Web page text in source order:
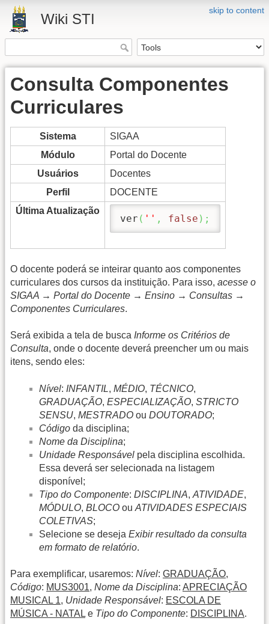
skip to content
Wiki STI
Consulta Componentes
Curriculares
Sistema
SIGAA
Módulo
Portal do Docente
Usuários
Docentes
Perfil
DOCENTE
Última Atualização
ver ( '' , false ) ;
O docente poderá se inteirar quanto aos componentes
curriculares dos cursos da instituição. Para isso, acesse o
SIGAA → Portal do Docente → Ensino → Consultas →
Componentes Curriculares.
Será exibida a tela de busca Informe os Critérios de
Consulta, onde o docente deverá preencher um ou mais
itens, sendo eles:
Nível: INFANTIL, MÉDIO, TÉCNICO,
GRADUAÇÃO, ESPECIALIZAÇÃO, STRICTO
SENSU, MESTRADO ou DOUTORADO;
Código da disciplina;
Nome da Disciplina;
Unidade Responsável pela disciplina escolhida.
Essa deverá ser selecionada na listagem
disponível;
Tipo do Componente: DISCIPLINA, ATIVIDADE,
MÓDULO, BLOCO ou ATIVIDADES ESPECIAIS
COLETIVAS;
Selecione se deseja Exibir resultado da consulta
em formato de relatório.
Para exemplificar, usaremos: Nível: GRADUAÇÃO,
Código: MUS3001, Nome da Disciplina: APRECIAÇÃO
MUSICAL 1, Unidade Responsável: ESCOLA DE
MÚSICA - NATAL e Tipo do Componente: DISCIPLINA.